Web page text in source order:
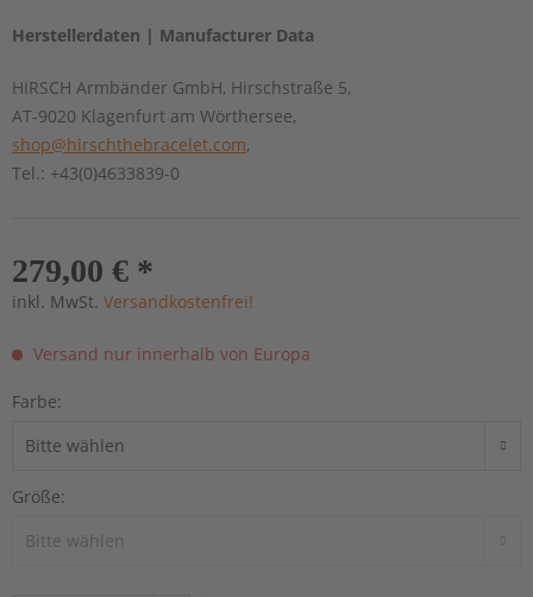
Herstellerdaten | Manufacturer Data
HIRSCH Armbänder GmbH, Hirschstraße 5,
AT-9020 Klagenfurt am Wörthersee,
shop@hirschthebracelet.com,
Tel.: +43(0)4633839-0
279,00 € *
inkl. MwSt. Versandkostenfrei!
Versand nur innerhalb von Europa
Farbe:
Größe: